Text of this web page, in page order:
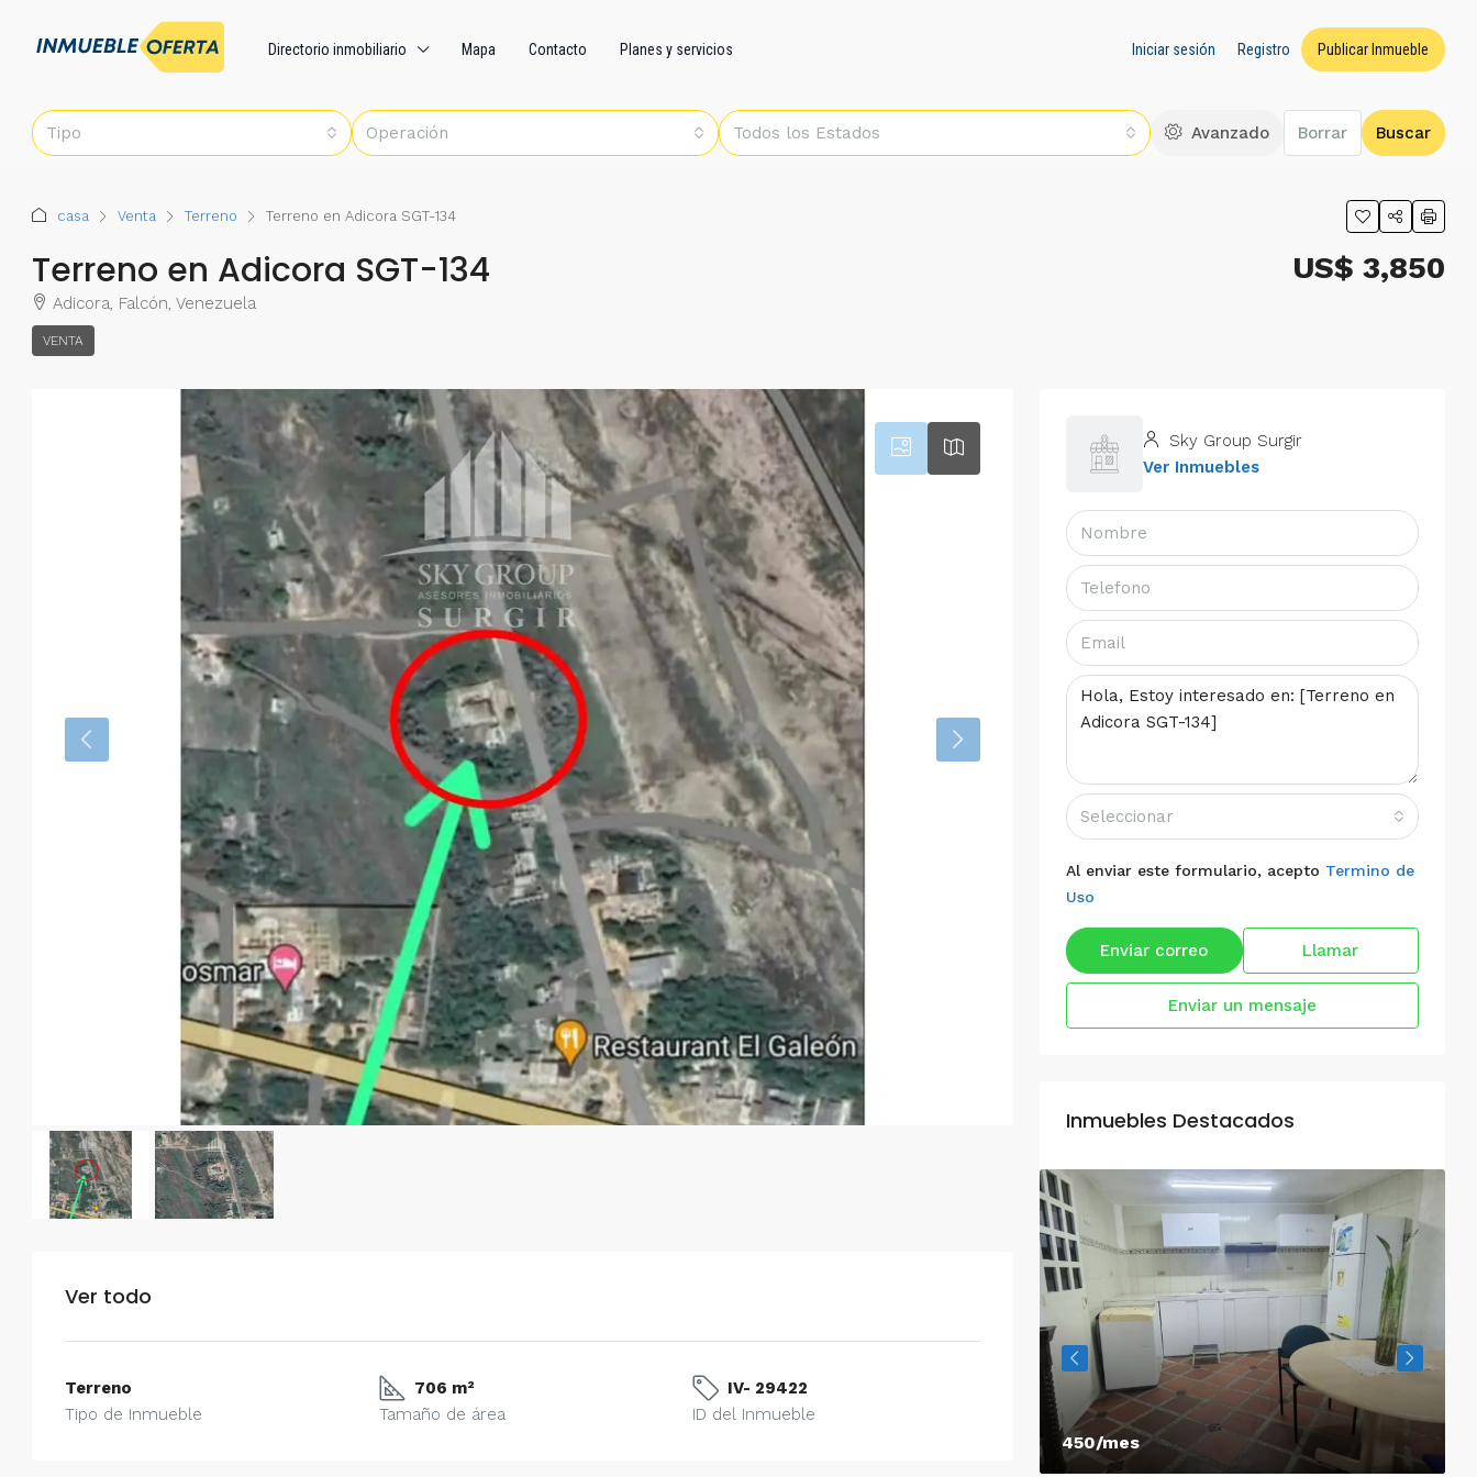
Directorio inmobiliario Mapa Contacto Planes y servicios Iniciar sesión Registro Publicar Inmueble
Tipo Operación Todos los Estados Avanzado Borrar Buscar
casa Venta Terreno Terreno en Adicora SGT-134
Terreno en Adicora SGT-134
Adicora, Falcón, Venezuela
VENTA
US$ 3,850
Ver todo
Terreno
Tipo de Inmueble
706 m²
Tamaño de área
IV- 29422
ID del Inmueble
Sky Group Surgir
Ver Inmuebles
Seleccionar
Al enviar este formulario, acepto Termino de
Uso
Enviar correo Llamar
Enviar un mensaje
Inmuebles Destacados
450/mes